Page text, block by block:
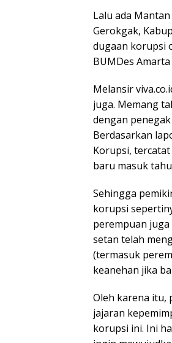
Lalu ada
Gerokgak,
dugaan korupsi
BUMDes
Melansir
juga. Memang
dengan
Berdasarkan
Korupsi,
baru masuk
Sehingga
korupsi
perempuan
setan telah
(termasuk
keanehan jika
Oleh karena itu,
jajaran
korupsi ini. Ini